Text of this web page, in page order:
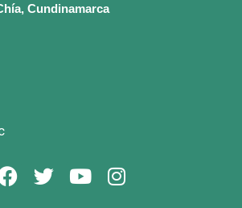
Cundinamarca
F
a
T
w
Y
I
n